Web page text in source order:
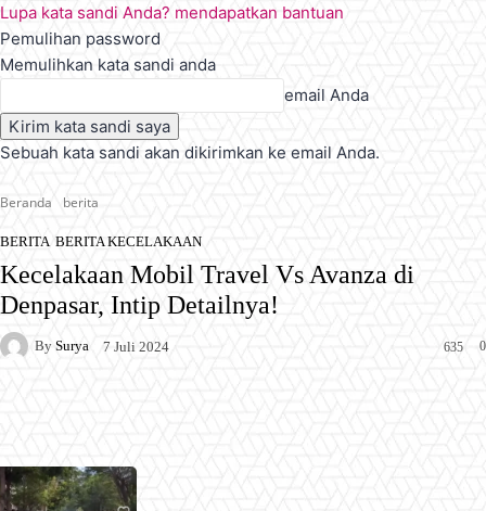
Lupa kata sandi Anda? mendapatkan bantuan
Pemulihan password
Memulihkan kata sandi anda
email Anda
Sebuah kata sandi akan dikirimkan ke email Anda.
Beranda berita
BERITA BERITA KECELAKAAN
Kecelakaan Mobil Travel Vs Avanza di
Denpasar, Intip Detailnya!
By Surya 7 Juli 2024 0
635